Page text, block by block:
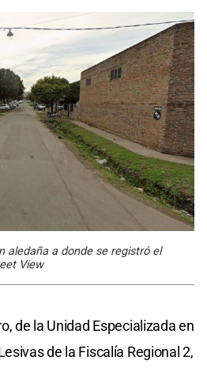
aledaña a donde se registró el
View
de la Unidad Especializada en
de la Fiscalía Regional 2,